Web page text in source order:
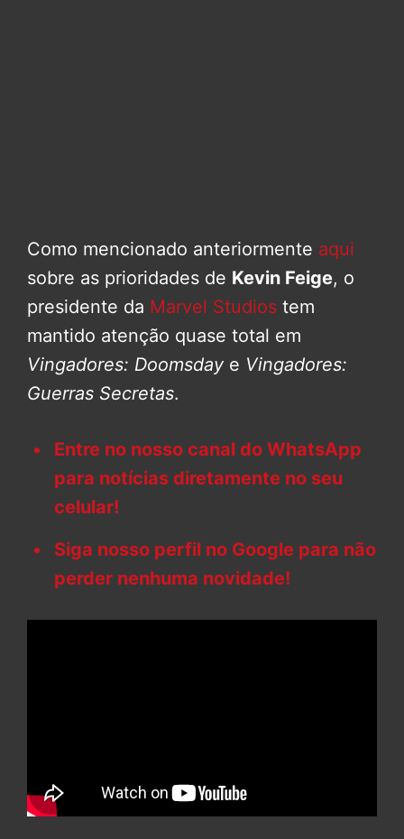
Como mencionado anteriormente aqui
sobre as prioridades de Kevin Feige, o
presidente da Marvel Studios tem
mantido atenção quase total em
Vingadores: Doomsday e Vingadores:
Guerras Secretas.
Entre no nosso canal do WhatsApp
para notícias diretamente no seu
celular!
Siga nosso perfil no Google para não
perder nenhuma novidade!